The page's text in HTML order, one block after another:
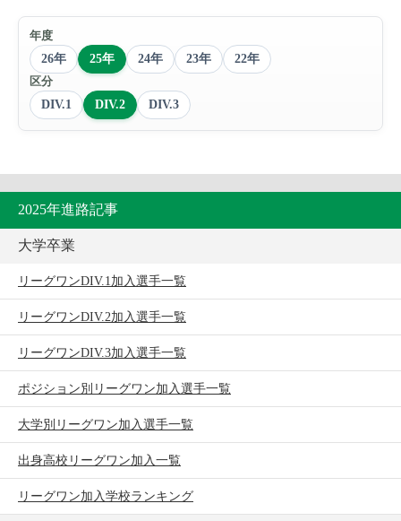
年度
26年 25年 24年 23年 22年
区分
DIV.1 DIV.2 DIV.3
2025年進路記事
大学卒業
リーグワンDIV.1加入選手一覧
リーグワンDIV.2加入選手一覧
リーグワンDIV.3加入選手一覧
ポジション別リーグワン加入選手一覧
大学別リーグワン加入選手一覧
出身高校リーグワン加入一覧
リーグワン加入学校ランキング